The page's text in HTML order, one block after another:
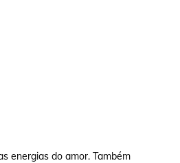
energias do amor. Também